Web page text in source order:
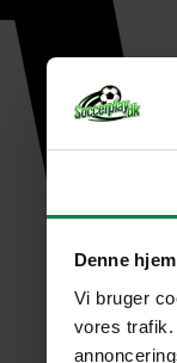
Denne
Vi bruger
vores trafik.